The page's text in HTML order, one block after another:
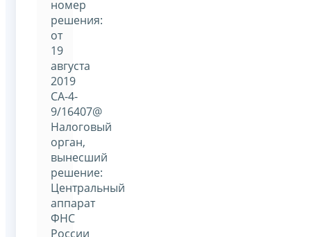
номер
решения:
от
19
августа
2019
СА-4-
9/16407@
Налоговый
орган,
вынесший
решение:
Центральный
аппарат
ФНС
России